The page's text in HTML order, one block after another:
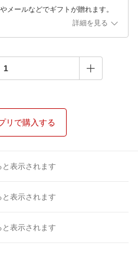
メールなどでギフトが贈れます。
詳細を見る
リで購入する
表示されます
表示されます
表示されます